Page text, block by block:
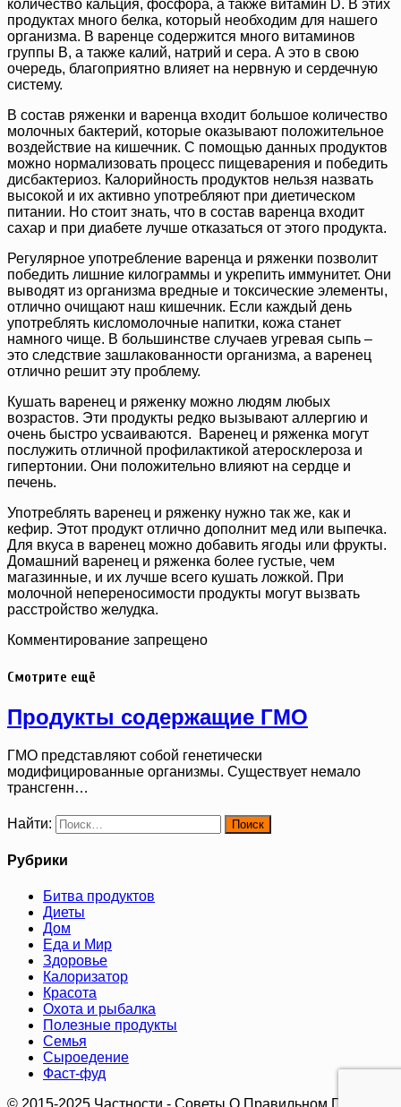
количество кальция, фосфора, а также витамин D. В этих
продуктах много белка, который необходим для нашего
организма. В варенце содержится много витаминов
группы В, а также калий, натрий и сера. А это в свою
очередь, благоприятно влияет на нервную и сердечную
систему.
В состав ряженки и варенца входит большое количество
молочных бактерий, которые оказывают положительное
воздействие на кишечник. С помощью данных продуктов
можно нормализовать процесс пищеварения и победить
дисбактериоз. Калорийность продуктов нельзя назвать
высокой и их активно употребляют при диетическом
питании. Но стоит знать, что в состав варенца входит
сахар и при диабете лучше отказаться от этого продукта.
Регулярное употребление варенца и ряженки позволит
победить лишние килограммы и укрепить иммунитет. Они
выводят из организма вредные и токсические элементы,
отлично очищают наш кишечник. Если каждый день
употреблять кисломолочные напитки, кожа станет
намного чище. В большинстве случаев угревая сыпь –
это следствие зашлакованности организма, а варенец
отлично решит эту проблему.
Кушать варенец и ряженку можно людям любых
возрастов. Эти продукты редко вызывают аллергию и
очень быстро усваиваются. Варенец и ряженка могут
послужить отличной профилактикой атеросклероза и
гипертонии. Они положительно влияют на сердце и
печень.
Употреблять варенец и ряженку нужно так же, как и
кефир. Этот продукт отлично дополнит мед или выпечка.
Для вкуса в варенец можно добавить ягоды или фрукты.
Домашний варенец и ряженка более густые, чем
магазинные, и их лучше всего кушать ложкой. При
молочной непереносимости продукты могут вызвать
расстройство желудка.
Комментирование запрещено
Смотрите ещё
Продукты содержащие ГМО
ГМО представляют собой генетически
модифицированные организмы. Существует немало
трансгенн…
Найти:
Рубрики
Битва продуктов
Диеты
Дом
Еда и Мир
Здоровье
Калоризатор
Красота
Охота и рыбалка
Полезные продукты
Семья
Сыроедение
Фаст-фуд
© 2015-2025 Частности - Советы О Правильном Питании.